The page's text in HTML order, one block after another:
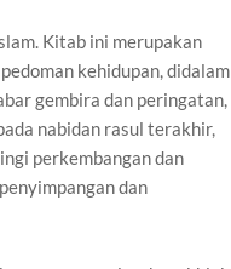
Kitab ini merupakan
kehidupan, didalam
gembira dan peringatan,
nabidan rasul terakhir,
perkembangan dan
dan